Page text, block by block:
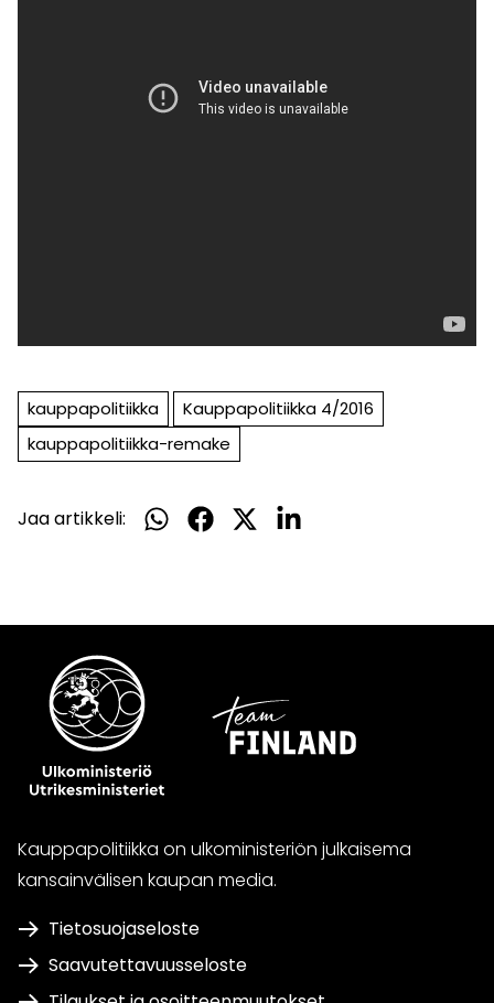
kauppapolitiikka
Kauppapolitiikka 4/2016
kauppapolitiikka-remake
Jaa artikkeli:
Jaa
Jaa
Jaa
Jaa
Kauppapolitiikka on ulkoministeriön julkaisema
kansainvälisen kaupan media.
Tietosuojaseloste
Saavutettavuusseloste